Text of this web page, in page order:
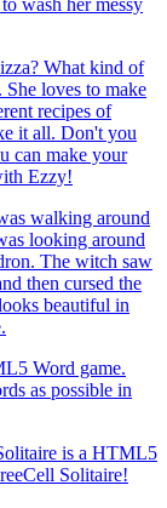
wash her messy
What kind of
loves to make
recipes of
it all. Don't you
can make your
Ezzy!
walking around
looking around
The witch saw
then cursed the
beautiful in
Word game.
as possible in
is a HTML5
Solitaire!